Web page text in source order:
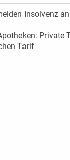
Insolvenz an
Private
Tarif